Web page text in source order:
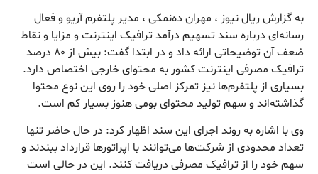
به گزارش ریال نیوز ، مهران ده‌نمکی ، مدیر پلتفرم آریو و فعال
رسانه‌ای درباره سند تسهیم درآمد ترافیک اینترنت و مزایا و نقاط
ضعف آن توضیحاتی ارائه داد و در ابتدا گفت: بیش از ۸۰ درصد
ترافیک مصرفی اینترنت کشور به محتوای خارجی اختصاص دارد.
بسیاری از پلتفرم‌ها نیز تمرکز اصلی خود را روی این نوع محتوا
گذاشته‌اند و سهم تولید محتوای بومی هنوز بسیار کم است.
وی با اشاره به روند اجرای این سند اظهار کرد: در حال حاضر تنها
تعداد محدودی از شرکت‌ها می‌توانند با اپراتورها قرارداد ببندند و
سهم خود را از ترافیک مصرفی دریافت کنند. این در حالی است